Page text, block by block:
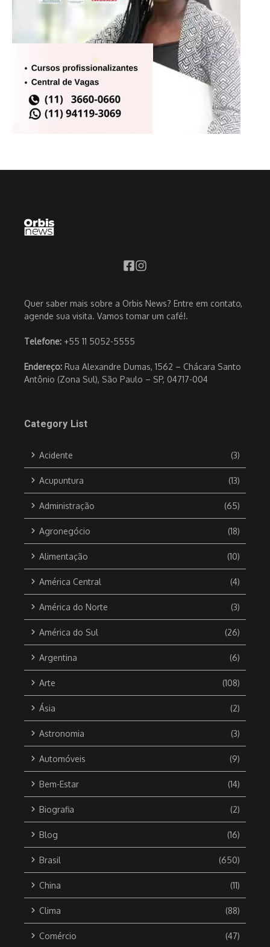
Quer saber mais sobre a Orbis News? Entre em contato,
agende sua visita. Vamos tomar um café!.
Telefone: +55 11 5052-5555
Endereço: Rua Alexandre Dumas, 1562 – Chácara Santo
Antônio (Zona Sul), São Paulo – SP, 04717-004
Category List
Acidente (3)
Acupuntura (13)
Administração (65)
Agronegócio (18)
Alimentação (10)
América Central (4)
América do Norte (3)
América do Sul (26)
Argentina (6)
Arte (108)
Ásia (2)
Astronomia (3)
Automóveis (9)
Bem-Estar (14)
Biografia (2)
Blog (16)
Brasil (650)
China (11)
Clima (88)
Comércio (47)